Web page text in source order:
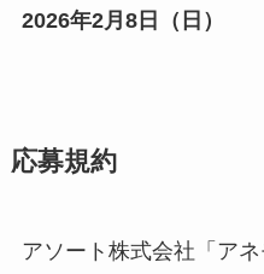
2026年2月8日（日）
応募規約
アソート株式会社「ア